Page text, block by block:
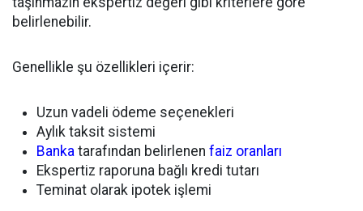
belirlenebilir.
Genellikle şu özellikleri içerir:
Uzun vadeli ödeme seçenekleri
Aylık taksit sistemi
Banka tarafından belirlenen faiz oranları
Ekspertiz raporuna bağlı kredi tutarı
Teminat olarak ipotek işlemi